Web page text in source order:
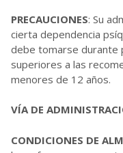
PRECAUCIONES: Su
cierta dependencia
debe tomarse durante
superiores a las
menores de 12 años.
VÍA DE
CONDICIONES DE